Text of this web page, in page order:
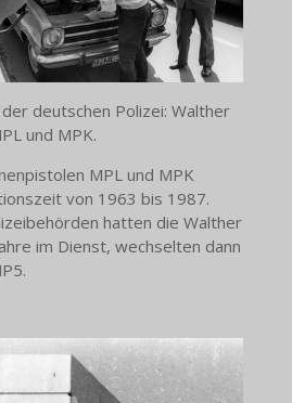
deutschen Polizei: Walther
und MPK.
MPL und MPK
von 1963 bis 1987.
hatten die Walther
im Dienst, wechselten dann